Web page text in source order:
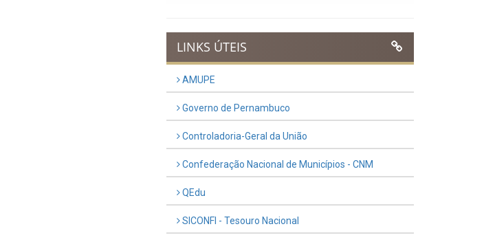
LINKS ÚTEIS
AMUPE
Governo de Pernambuco
Controladoria-Geral da União
Confederação Nacional de Municípios - CNM
QEdu
SICONFI - Tesouro Nacional